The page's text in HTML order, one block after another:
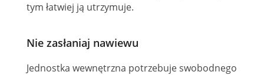
tym łatwiej ją utrzymuje.
Nie zasłaniaj nawiewu
Jednostka wewnętrzna potrzebuje swobodnego